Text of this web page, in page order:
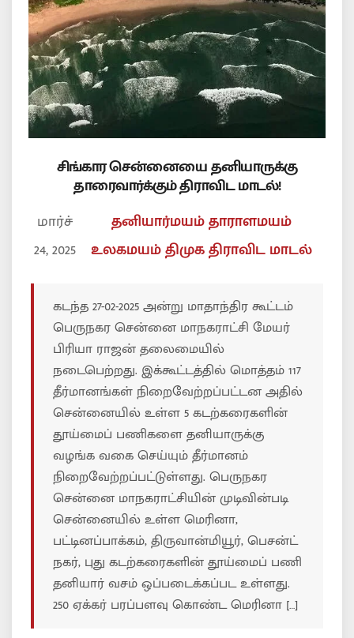
சிங்கார சென்னையை தனியாருக்கு
தாரைவார்க்கும் திராவிட மாடல்!
மார்ச்
24, 2025
தனியார்மயம் தாராளமயம்
உலகமயம்திமுகதிராவிட மாடல்
கடந்த 27-02-2025 அன்று மாதாந்திர கூட்டம்
பெருநகர சென்னை மாநகராட்சி மேயர்
பிரியா ராஜன் தலைமையில்
நடைபெற்றது. இக்கூட்டத்தில் மொத்தம் 117
தீர்மானங்கள் நிறைவேற்றப்பட்டன அதில்
சென்னையில் உள்ள 5 கடற்கரைகளின்
தூய்மைப் பணிகளை தனியாருக்கு
வழங்க வகை செய்யும் தீர்மானம்
நிறைவேற்றப்பட்டுள்ளது. பெருநகர
சென்னை மாநகராட்சியின் முடிவின்படி
சென்னையில் உள்ள மெரினா,
பட்டினப்பாக்கம், திருவான்மியூர், பெசன்ட்
நகர், புது கடற்கரைகளின் தூய்மைப் பணி
தனியார் வசம் ஒப்படைக்கப்பட உள்ளது.
250 ஏக்கர் பரப்பளவு கொண்ட மெரினா […]